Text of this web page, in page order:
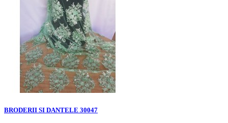
BRODERII SI DANTELE 30047